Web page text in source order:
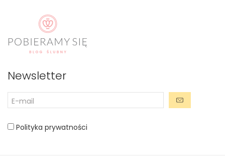
Newsletter
Polityka prywatności